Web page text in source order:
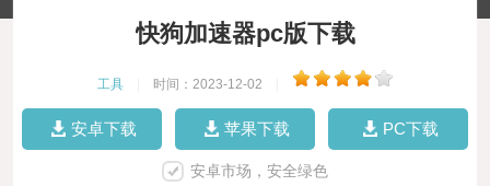
快狗加速器pc版下载
工具 时间：2023-12-02
安卓下载 苹果下载 PC下载
安卓市场，安全绿色